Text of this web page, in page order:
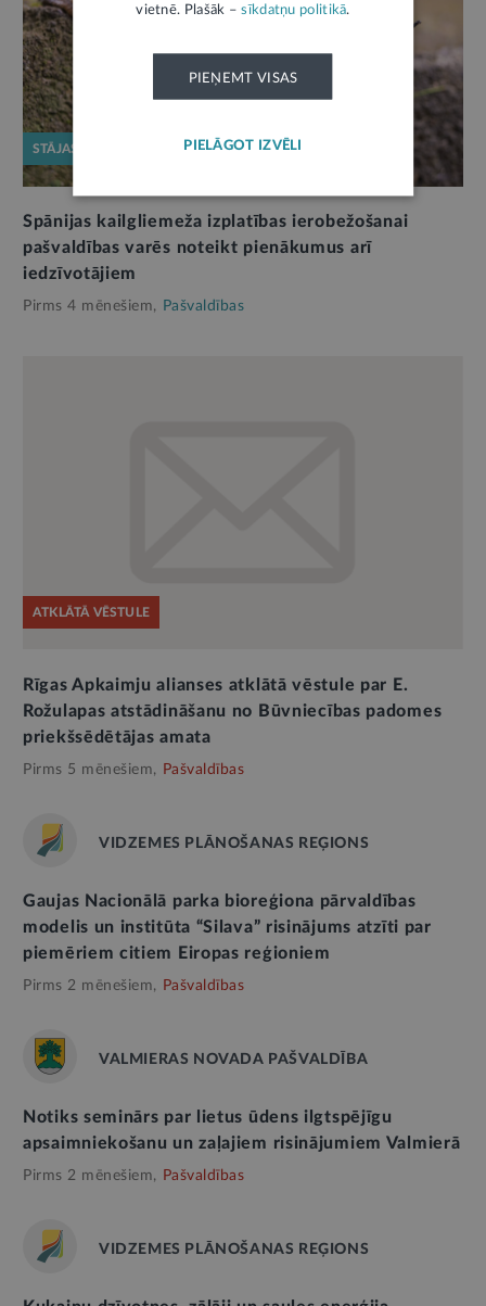
STĀJAS SPĒKĀ
Spānijas kailgliemeža izplatības ierobežošanai
pašvaldības varēs noteikt pienākumus arī
iedzīvotājiem
Pirms 4 mēnešiem, Pašvaldības
ATKLĀTĀ VĒSTULE
Rīgas Apkaimju alianses atklātā vēstule par E.
Rožulapas atstādināšanu no Būvniecības padomes
priekšsēdētājas amata
Pirms 5 mēnešiem, Pašvaldības
VIDZEMES PLĀNOŠANAS REĢIONS
Gaujas Nacionālā parka bioreģiona pārvaldības
modelis un institūta “Silava” risinājums atzīti par
piemēriem citiem Eiropas reģioniem
Pirms 2 mēnešiem, Pašvaldības
VALMIERAS NOVADA PAŠVALDĪBA
Notiks seminārs par lietus ūdens ilgtspējīgu
apsaimniekošanu un zaļajiem risinājumiem Valmierā
Pirms 2 mēnešiem, Pašvaldības
VIDZEMES PLĀNOŠANAS REĢIONS
vietnē. Plašāk –sīkdatņu politikā.
PIEŅEMT VISAS
PIELĀGOT IZVĒLI